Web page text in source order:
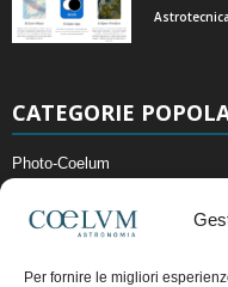
Per fornire le migliori
CATEGORIE
Photo-Coelum
News di Astronomia
Cielo del Mese